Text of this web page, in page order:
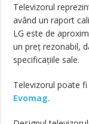
Televizorul
având un raport
LG este de
un preț rezonabil,
specificațiile sale.
Televizorul poate
Evomag.